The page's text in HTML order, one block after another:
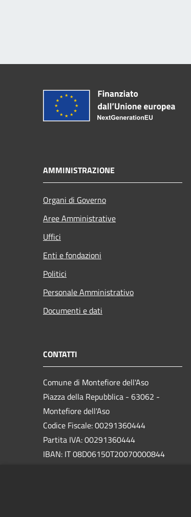
AMMINISTRAZIONE
Organi di Governo
Aree Amministrative
Uffici
Enti e fondazioni
Politici
Personale Amministrativo
Documenti e dati
CONTATTI
Comune di Montefiore dell'Aso
Piazza della Repubblica - 63062 -
Montefiore dell'Aso
Codice Fiscale: 00291360444
Partita IVA: 00291360444
IBAN: IT 08D06150T20070000844